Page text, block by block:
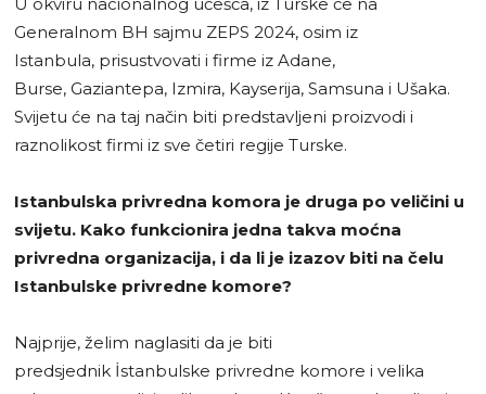
Generalnom BH sajmu ZEPS 2024, osim iz
Istanbula, prisustvovati i firme iz Adane,
Burse, Gaziantepa, Izmira, Kayserija, Samsuna i Ušaka.
Svijetu će na taj način biti predstavljeni proizvodi i
raznolikost firmi iz sve četiri regije Turske.
Istanbulska privredna komora je druga po veličini u
svijetu. Kako funkcionira jedna takva moćna
privredna organizacija, i da li je izazov biti na čelu
Istanbulske privredne komore?
Najprije, želim naglasiti da je biti
predsjednik İstanbulske privredne komore i velika